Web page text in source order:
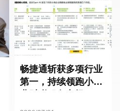
畅捷通斩获多项行业
第一，持续领跑小微